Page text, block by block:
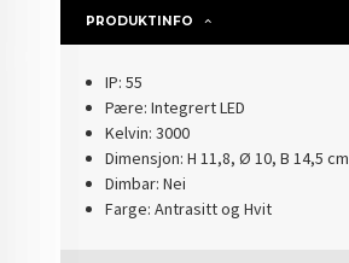
PRODUKTINFO
IP: 55
Pære: Integrert LED
Kelvin: 3000
Dimensjon: H 11,8, Ø 10, B 14,5 cm
Dimbar: Nei
Farge: Antrasitt og Hvit